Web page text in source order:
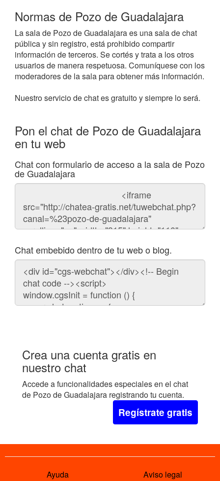
Normas de Pozo de Guadalajara
La sala de Pozo de Guadalajara es una sala de chat
pública y sin registro, está prohibido compartir
información de terceros. Se cortés y trata a los otros
usuarios de manera respetuosa. Comuníquese con los
moderadores de la sala para obtener más información.
Nuestro servicio de chat es gratuito y siempre lo será.
Pon el chat de Pozo de Guadalajara
en tu web
Chat con formulario de acceso a la sala de Pozo
de Guadalajara
Código
chat
Chat embebido dentro de tu web o blog.
Código
para
embeber
chat
Crea una cuenta gratis en
nuestro chat
Accede a funcionalidades especiales en el chat
de Pozo de Guadalajara registrando tu cuenta.
Regístrate gratis
Ayuda Aviso legal